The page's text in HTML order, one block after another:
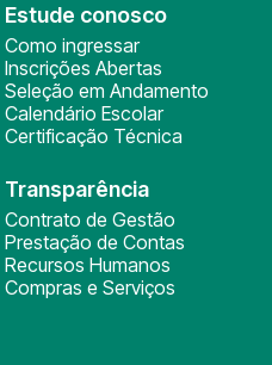
Estude conosco
Como ingressar
Inscrições Abertas
Seleção em Andamento
Calendário Escolar
Certificação Técnica
Transparência
Contrato de Gestão
Prestação de Contas
Recursos Humanos
Compras e Serviços